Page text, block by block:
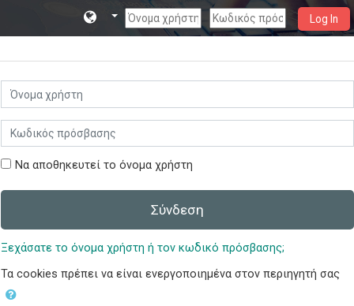
Μετάβαση στο κεντρικό περιεχόμενο
Log In
Όνομα χρήστη
Κωδικός πρόσβασης
Να αποθηκευτεί το όνομα χρήστη
Σύνδεση
Ξεχάσατε το όνομα χρήστη ή τον κωδικό πρόσβασης;
Τα cookies πρέπει να είναι ενεργοποιημένα στον περιηγητή σας